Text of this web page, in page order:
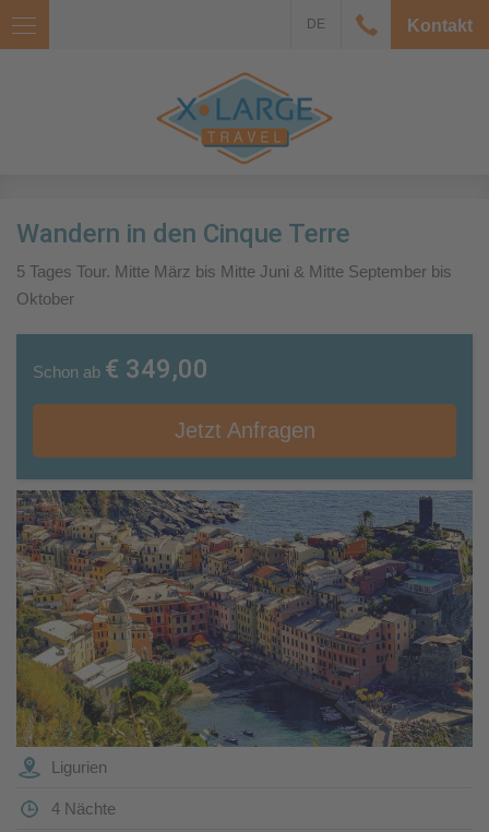
Kontakt
DE
Wandern in den Cinque Terre
5 Tages Tour. Mitte März bis Mitte Juni & Mitte September bis
Oktober
Schon ab € 349,00
Jetzt Anfragen
Ligurien
4 Nächte